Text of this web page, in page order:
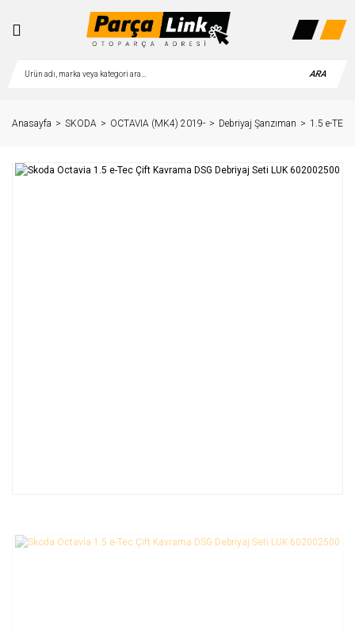
ARA
Anasayfa SKODA OCTAVIA (MK4) 2019- Debriyaj Şanzıman 1.5 e-TEC